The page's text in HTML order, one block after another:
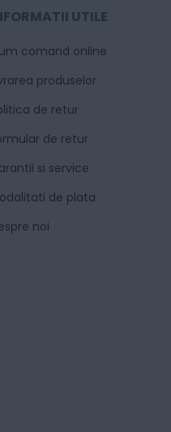
UTILE
comand online
produselor
de retur
de retur
si service
de plata
noi